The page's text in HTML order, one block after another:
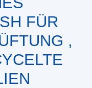
FÜR
,